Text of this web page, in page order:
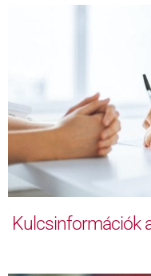
Kulcsinformációk